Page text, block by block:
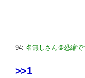
94: 名無しさん＠恐縮で
>>1